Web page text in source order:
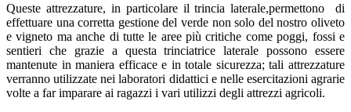
Queste attrezzature, in particolare il trincia laterale,permettono di
effettuare una corretta gestione del verde non solo del nostro oliveto
e vigneto ma anche di tutte le aree più critiche come poggi, fossi e
sentieri che grazie a questa trinciatrice laterale possono essere
mantenute in maniera efficace e in totale sicurezza; tali attrezzature
verranno utilizzate nei laboratori didattici e nelle esercitazioni agrarie
volte a far imparare ai ragazzi i vari utilizzi degli attrezzi agricoli.